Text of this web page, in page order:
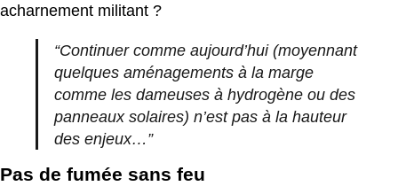
acharnement militant ?
“Continuer comme aujourd’hui (moyennant
quelques aménagements à la marge
comme les dameuses à hydrogène ou des
panneaux solaires) n’est pas à la hauteur
des enjeux…”
Pas de fumée sans feu